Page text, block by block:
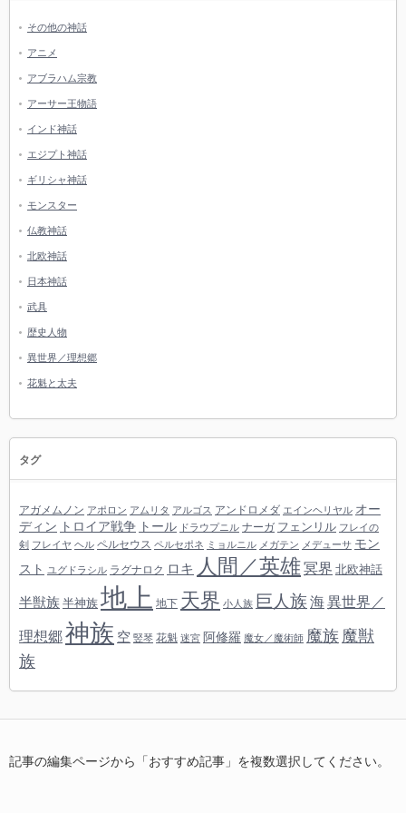
その他の神話
アニメ
アブラハム宗教
アーサー王物語
インド神話
エジプト神話
ギリシャ神話
モンスター
仏教神話
北欧神話
日本神話
武具
歴史人物
異世界／理想郷
花魁と太夫
タグ
アガメムノン アポロン アムリタ アルゴス アンドロメダ エインヘリヤル オー
ディン トロイア戦争 トール ドラウプニル ナーガ フェンリル フレイの
剣 フレイヤ ヘル ペルセウス ペルセポネ ミョルニル メガテン メデューサ モン
スト
ユグドラシル ラグナロク ロキ 人間／英雄冥界 北欧神話
半獣族 半神族 地上 地下 天界 小人族 巨人族 海異世界／
理想郷神族 空 竪琴 花魁 迷宮 阿修羅 魔女／魔術師 魔族 魔獣
族
記事の編集ページから「おすすめ記事」を複数選択してください。